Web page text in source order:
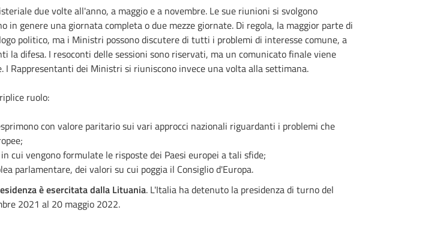
due volte all'anno, a maggio e a novembre. Le sue riunioni si svolgono
in genere una giornata completa o due mezze giornate. Di regola, la maggior parte di
politico, ma i Ministri possono discutere di tutti i problemi di interesse comune, a
la difesa. I resoconti delle sessioni sono riservati, ma un comunicato finale viene
I Rappresentanti dei Ministri si riuniscono invece una volta alla settimana.
ruolo:
con valore paritario sui vari approcci nazionali riguardanti i problemi che
cui vengono formulate le risposte dei Paesi europei a tali sfide;
parlamentare, dei valori su cui poggia il Consiglio d'Europa.
è esercitata dalla Lituania. L'Italia ha detenuto la presidenza di turno del
2021 al 20 maggio 2022.